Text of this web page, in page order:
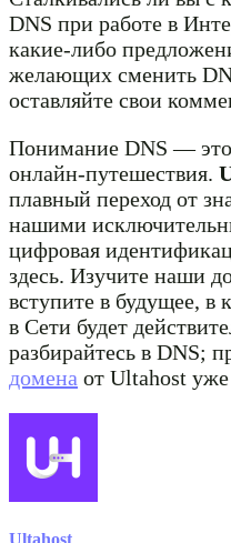
DNS при работе в
какие-либо
желающих сменить
оставляйте свои
Понимание DNS — это
онлайн-путешествия.
плавный переход от
нашими
цифровая
здесь. Изучите наши
вступите в будущее, в
в Сети будет
разбирайтесь в DNS;
домена от Ultahost уже